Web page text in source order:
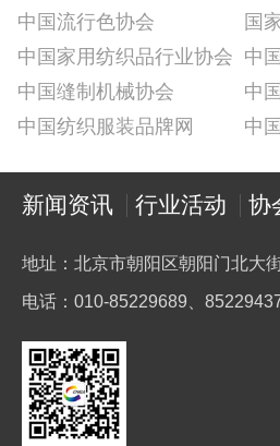
中国流行色协会
中国家用纺织品行业协会
中国缝制机械协会
中国纺织服装品牌网
中
新闻资讯 行业活动 协
地址：北京市朝阳区朝阳门北大
电话：010-85229689、